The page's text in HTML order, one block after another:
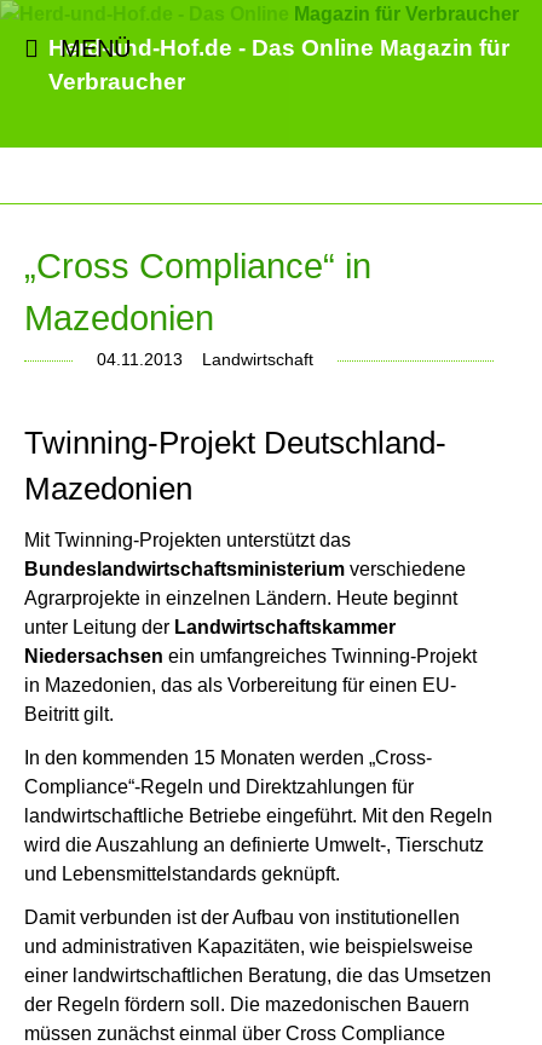
Herd-und-Hof.de - Das Online Magazin für
Verbraucher
MENÜ
„Cross Compliance“ in
Mazedonien
04.11.2013 Landwirtschaft
Twinning-Projekt Deutschland-
Mazedonien
Mit Twinning-Projekten unterstützt das
Bundeslandwirtschaftsministerium verschiedene
Agrarprojekte in einzelnen Ländern. Heute beginnt
unter Leitung der Landwirtschaftskammer
Niedersachsen ein umfangreiches Twinning-Projekt
in Mazedonien, das als Vorbereitung für einen EU-
Beitritt gilt.
In den kommenden 15 Monaten werden „Cross-
Compliance“-Regeln und Direktzahlungen für
landwirtschaftliche Betriebe eingeführt. Mit den Regeln
wird die Auszahlung an definierte Umwelt-, Tierschutz
und Lebensmittelstandards geknüpft.
Damit verbunden ist der Aufbau von institutionellen
und administrativen Kapazitäten, wie beispielsweise
einer landwirtschaftlichen Beratung, die das Umsetzen
der Regeln fördern soll. Die mazedonischen Bauern
müssen zunächst einmal über Cross Compliance